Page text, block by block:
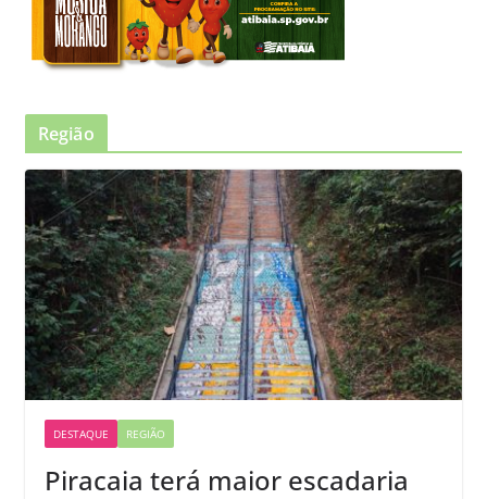
Região
DESTAQUE REGIÃO
Piracaia terá maior escadaria